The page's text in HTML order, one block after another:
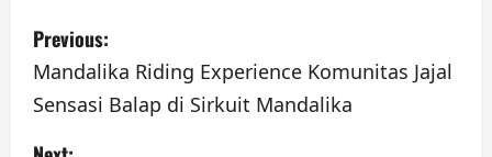
P
o
s
Previous:
Mandalika Riding Experience Komunitas Jajal
Sensasi Balap di Sirkuit Mandalika